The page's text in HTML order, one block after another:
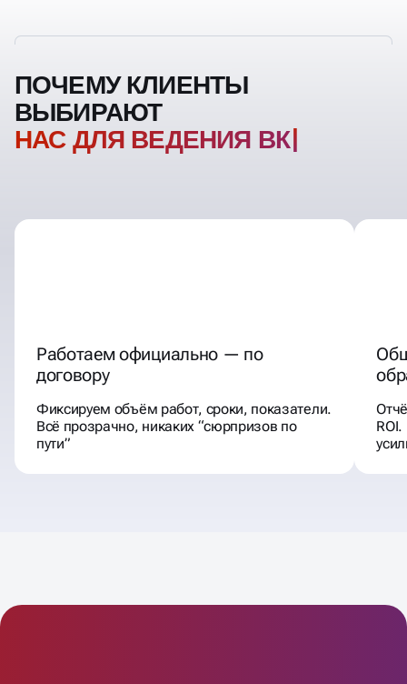
ПОЧЕМУ КЛИЕНТЫ
ВЫБИРАЮТ
НАС ДЛЯ ВЕДЕНИЯ ВК
Работаем официально — по
договору
Фиксируем объём работ, сроки, показатели.
Всё прозрачно, никаких “сюрпризов по
пути”